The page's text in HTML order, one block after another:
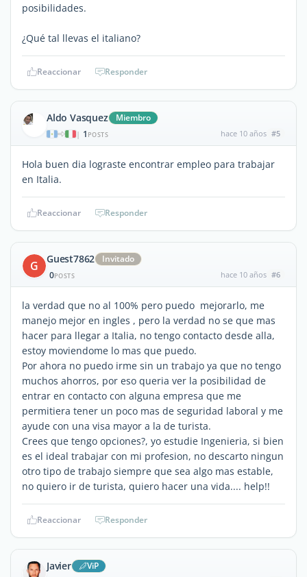
posibilidades.
¿Qué tal llevas el italiano?
Reaccionar Responder
Aldo Vasquez Miembro
| 1 POSTS hace 10 años #5
Hola buen dia lograste encontrar empleo para trabajar
en Italia.
Reaccionar Responder
G Guest7862
Invitado
0POSTS hace 10 años #6
la verdad que no al 100% pero puedo mejorarlo, me
manejo mejor en ingles , pero la verdad no se que mas
hacer para llegar a Italia, no tengo contacto desde alla,
estoy moviendome lo mas que puedo.
Por ahora no puedo irme sin un trabajo ya que no tengo
muchos ahorros, por eso queria ver la posibilidad de
entrar en contacto con alguna empresa que me
permitiera tener un poco mas de seguridad laboral y me
ayude con una visa mayor a la de turista.
Crees que tengo opciones?, yo estudie Ingenieria, si bien
es el ideal trabajar con mi profesion, no descarto ningun
otro tipo de trabajo siempre que sea algo mas estable,
no quiero ir de turista, quiero hacer una vida.... help!!
Reaccionar Responder
Javier
ViP